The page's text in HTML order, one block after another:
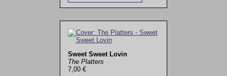
Sweet Sweet Lovin
The Platters
7,00 €